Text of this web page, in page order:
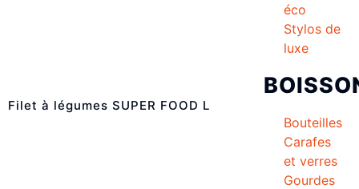
éco
Stylos de
luxe
Bouteilles
Carafes
et verres
Gourdes
Filet à légumes SUPER FOOD L